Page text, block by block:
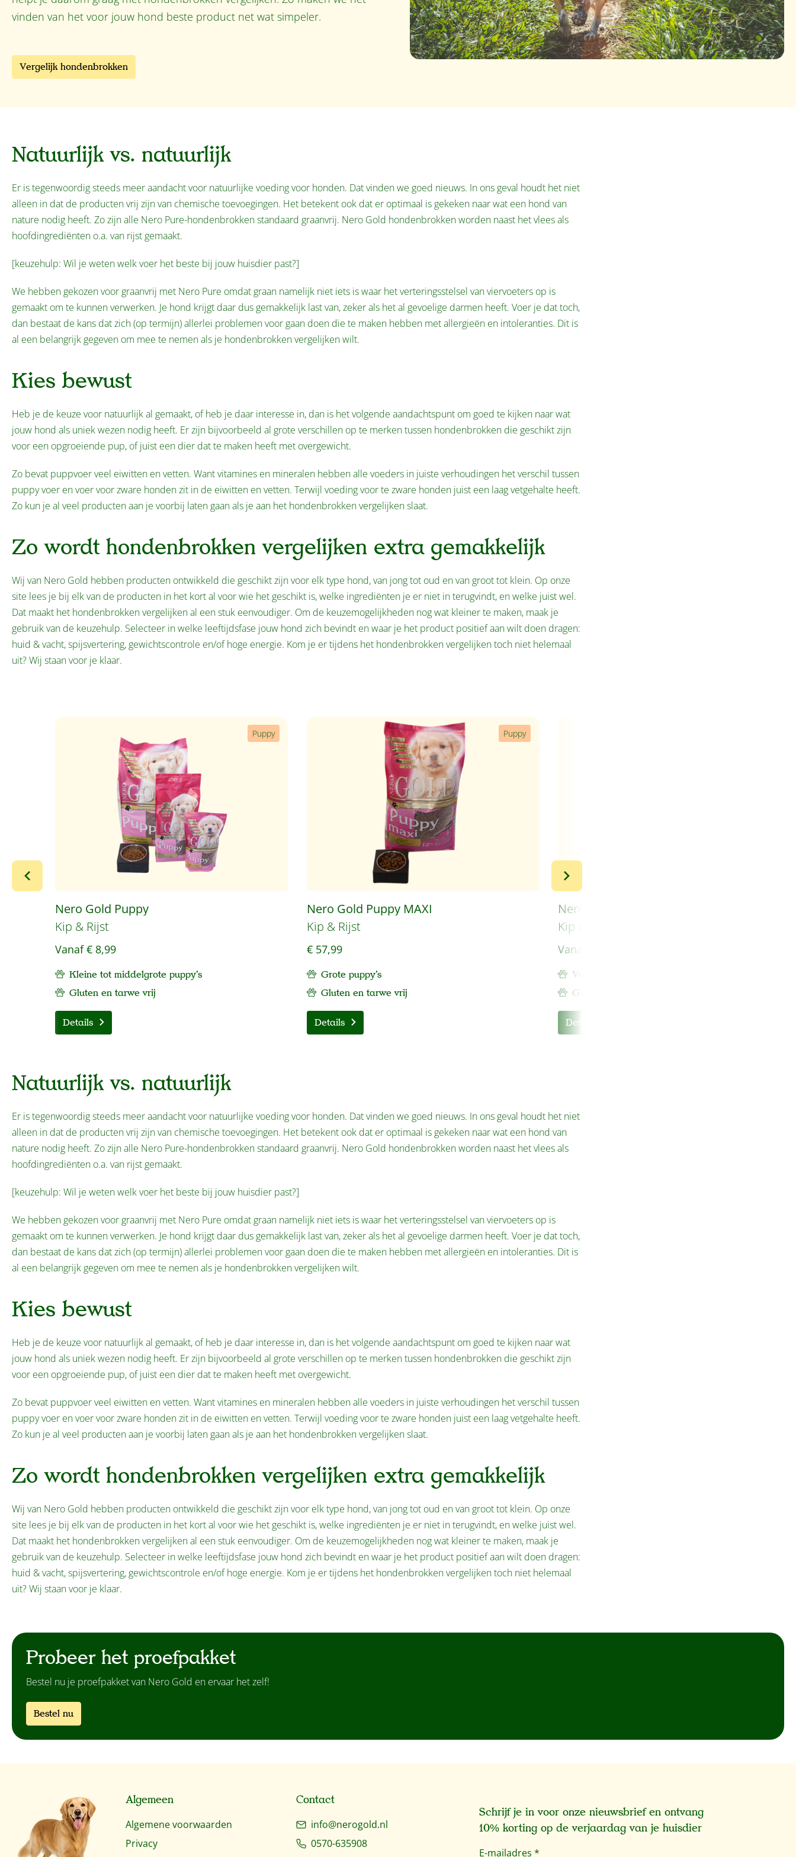
vinden van het voor jouw hond beste product net wat simpeler.
Vergelijk hondenbrokken
Natuurlijk vs. natuurlijk
Er is tegenwoordig steeds meer aandacht voor natuurlijke voeding voor honden. Dat vinden we goed nieuws. In ons geval houdt het niet
alleen in dat de producten vrij zijn van chemische toevoegingen. Het betekent ook dat er optimaal is gekeken naar wat een hond van
nature nodig heeft. Zo zijn alle Nero Pure-hondenbrokken standaard graanvrij. Nero Gold hondenbrokken worden naast het vlees als
hoofdingrediënten o.a. van rijst gemaakt.
[keuzehulp: Wil je weten welk voer het beste bij jouw huisdier past?]
We hebben gekozen voor graanvrij met Nero Pure omdat graan namelijk niet iets is waar het verteringsstelsel van viervoeters op is
gemaakt om te kunnen verwerken. Je hond krijgt daar dus gemakkelijk last van, zeker als het al gevoelige darmen heeft. Voer je dat toch,
dan bestaat de kans dat zich (op termijn) allerlei problemen voor gaan doen die te maken hebben met allergieën en intoleranties. Dit is
al een belangrijk gegeven om mee te nemen als je hondenbrokken vergelijken wilt.
Kies bewust
Heb je de keuze voor natuurlijk al gemaakt, of heb je daar interesse in, dan is het volgende aandachtspunt om goed te kijken naar wat
jouw hond als uniek wezen nodig heeft. Er zijn bijvoorbeeld al grote verschillen op te merken tussen hondenbrokken die geschikt zijn
voor een opgroeiende pup, of juist een dier dat te maken heeft met overgewicht.
Zo bevat puppvoer veel eiwitten en vetten. Want vitamines en mineralen hebben alle voeders in juiste verhoudingen het verschil tussen
puppy voer en voer voor zware honden zit in de eiwitten en vetten. Terwijl voeding voor te zware honden juist een laag vetgehalte heeft.
Zo kun je al veel producten aan je voorbij laten gaan als je aan het hondenbrokken vergelijken slaat.
Zo wordt hondenbrokken vergelijken extra gemakkelijk
Wij van Nero Gold hebben producten ontwikkeld die geschikt zijn voor elk type hond, van jong tot oud en van groot tot klein. Op onze
site lees je bij elk van de producten in het kort al voor wie het geschikt is, welke ingrediënten je er niet in terugvindt, en welke juist wel.
Dat maakt het hondenbrokken vergelijken al een stuk eenvoudiger. Om de keuzemogelijkheden nog wat kleiner te maken, maak je
gebruik van de keuzehulp. Selecteer in welke leeftijdsfase jouw hond zich bevindt en waar je het product positief aan wilt doen dragen:
huid & vacht, spijsvertering, gewichtscontrole en/of hoge energie. Kom je er tijdens het hondenbrokken vergelijken toch niet helemaal
uit? Wij staan voor je klaar.
Puppy
Nero Gold Puppy
Kip & Rijst
Vanaf€ 8,99
Kleine tot middelgrote puppy's
Gluten en tarwe vrij
Details
Puppy
Nero Gold Puppy MAXI
Kip & Rijst
€ 57,99
Grote puppy's
Gluten en tarwe vrij
Details
Nero Gold Hond Adult MINI
Kip & Rijst
Vanaf
Volwassen hond tot 10 kg
Gluten en tarwe vrij
Details
Natuurlijk vs. natuurlijk
Er is tegenwoordig steeds meer aandacht voor natuurlijke voeding voor honden. Dat vinden we goed nieuws. In ons geval houdt het niet
alleen in dat de producten vrij zijn van chemische toevoegingen. Het betekent ook dat er optimaal is gekeken naar wat een hond van
nature nodig heeft. Zo zijn alle Nero Pure-hondenbrokken standaard graanvrij. Nero Gold hondenbrokken worden naast het vlees als
hoofdingrediënten o.a. van rijst gemaakt.
[keuzehulp: Wil je weten welk voer het beste bij jouw huisdier past?]
We hebben gekozen voor graanvrij met Nero Pure omdat graan namelijk niet iets is waar het verteringsstelsel van viervoeters op is
gemaakt om te kunnen verwerken. Je hond krijgt daar dus gemakkelijk last van, zeker als het al gevoelige darmen heeft. Voer je dat toch,
dan bestaat de kans dat zich (op termijn) allerlei problemen voor gaan doen die te maken hebben met allergieën en intoleranties. Dit is
al een belangrijk gegeven om mee te nemen als je hondenbrokken vergelijken wilt.
Kies bewust
Heb je de keuze voor natuurlijk al gemaakt, of heb je daar interesse in, dan is het volgende aandachtspunt om goed te kijken naar wat
jouw hond als uniek wezen nodig heeft. Er zijn bijvoorbeeld al grote verschillen op te merken tussen hondenbrokken die geschikt zijn
voor een opgroeiende pup, of juist een dier dat te maken heeft met overgewicht.
Zo bevat puppvoer veel eiwitten en vetten. Want vitamines en mineralen hebben alle voeders in juiste verhoudingen het verschil tussen
puppy voer en voer voor zware honden zit in de eiwitten en vetten. Terwijl voeding voor te zware honden juist een laag vetgehalte heeft.
Zo kun je al veel producten aan je voorbij laten gaan als je aan het hondenbrokken vergelijken slaat.
Zo wordt hondenbrokken vergelijken extra gemakkelijk
Wij van Nero Gold hebben producten ontwikkeld die geschikt zijn voor elk type hond, van jong tot oud en van groot tot klein. Op onze
site lees je bij elk van de producten in het kort al voor wie het geschikt is, welke ingrediënten je er niet in terugvindt, en welke juist wel.
Dat maakt het hondenbrokken vergelijken al een stuk eenvoudiger. Om de keuzemogelijkheden nog wat kleiner te maken, maak je
gebruik van de keuzehulp. Selecteer in welke leeftijdsfase jouw hond zich bevindt en waar je het product positief aan wilt doen dragen:
huid & vacht, spijsvertering, gewichtscontrole en/of hoge energie. Kom je er tijdens het hondenbrokken vergelijken toch niet helemaal
uit? Wij staan voor je klaar.
Probeer het proefpakket
Bestel nu je proefpakket van Nero Gold en ervaar het zelf!
Bestel nu
Algemeen
Algemene voorwaarden
Privacy
Contact
info@nerogold.nl
0570-635908
Schrijf je in voor onze nieuwsbrief en ontvang
10% korting op de verjaardag van je huisdier
E-mailadres *